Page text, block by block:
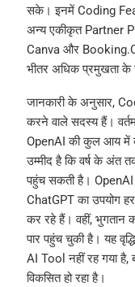
सके। इनमें Coding
अन्य एकीकृत Partner
Canva और
भीतर अधिक प्रमुखता के
जानकारी के अनुसार,
करने वाले सदस्य हैं।
OpenAI की कुल आय में
उम्मीद है कि वर्ष के अंत
पहुंच सकती है। OpenAI
ChatGPT का उपयोग
कर रहे हैं। वहीं, भुगतान
पार पहुंच चुकी है। यह
AI Tool नहीं रह गया
विकसित हो रहा है।